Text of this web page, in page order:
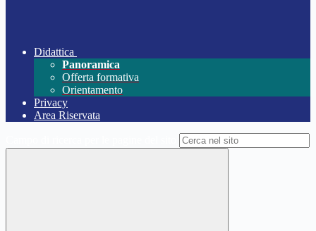
Didattica
Panoramica
Offerta formativa
Orientamento
Privacy
Area Riservata